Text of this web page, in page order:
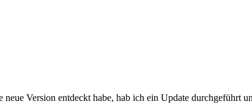
Version entdeckt habe, hab ich ein Update durchgeführt